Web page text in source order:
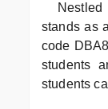
stands as
code
students
students